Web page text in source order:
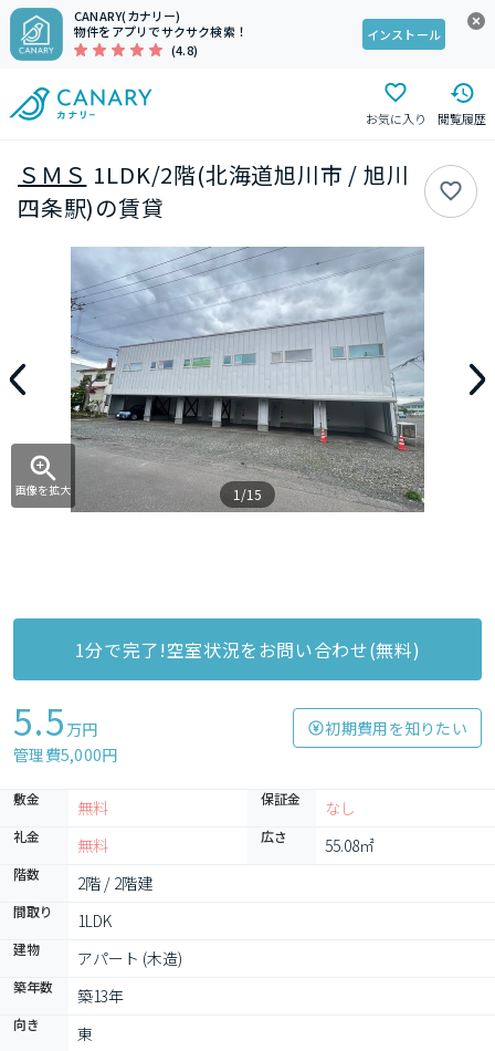
CANARY(カナリー)
物件をアプリでサクサク検索！
(4.8)
インストール
お気に入り 閲覧履歴
ＳＭＳ 1LDK/2階(北海道旭川市 / 旭川
四条駅)の賃貸
画像を拡大 1/15
1分で完了!空室状況をお問い合わせ(無料)
5.5 万円
管理費5,000円
初期費用を知りたい
敷金 無料 保証金 なし
礼金 無料 広さ 55.08㎡
階数 2階 / 2階建
間取り 1LDK
建物 アパート (木造)
築年数 築13年
向き 東